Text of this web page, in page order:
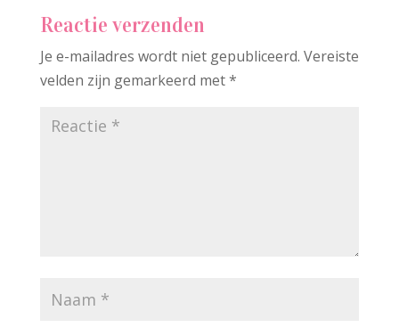
Reactie verzenden
Je e-mailadres wordt niet gepubliceerd. Vereiste
velden zijn gemarkeerd met*